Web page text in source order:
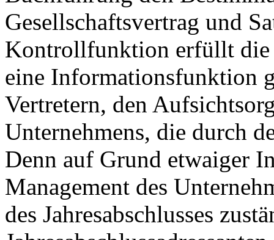
Gesellschaftsvertrag und
Kontrollfunktion erfüllt die
eine Informationsfunktion
Vertretern, den
Unternehmens, die durch
Denn auf Grund etwaiger
Management des
des Jahresabschlusses